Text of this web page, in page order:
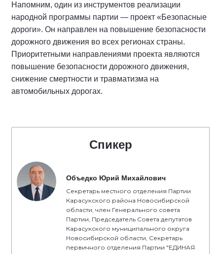
Напомним, один из инструментов реализации
народной программы партии — проект «Безопасные
дороги». Он направлен на повышение безопасности
дорожного движения во всех регионах страны.
Приоритетными направлениями проекта являются
повышение безопасности дорожного движения,
снижение смертности и травматизма на
автомобильных дорогах.
Спикер
Объедко Юрий Михайлович
Секретарь местного отделения Партии
Карасукского района Новосибирской
области, член Генерального совета
Партии, Председатель Совета депутатов
Карасукского муниципального округа
Новосибирской области, Секретарь
первичного отделения Партии "ЕДИНАЯ